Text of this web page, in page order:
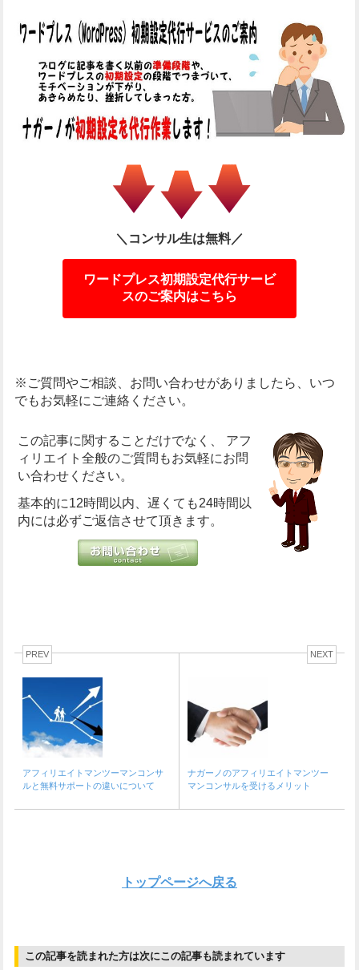
＼コンサル生は無料／
ワードプレス初期設定代行サービ
スのご案内はこちら
※ご質問やご相談、お問い合わせがありましたら、いつ
でもお気軽にご連絡ください。
この記事に関することだけでなく、
アフ
ィリエイト全般のご質問もお気軽にお問
い合わせください。
基本的に12時間以内、遅くても24時間以
内には必ずご返信させて頂きます。
PREV
アフィリエイトマンツーマンコンサ
ルと無料サポートの違いについて
NEXT
ナガーノのアフィリエイトマンツー
マンコンサルを受けるメリット
トップページへ戻る
この記事を読まれた方は次にこの記事も読まれています